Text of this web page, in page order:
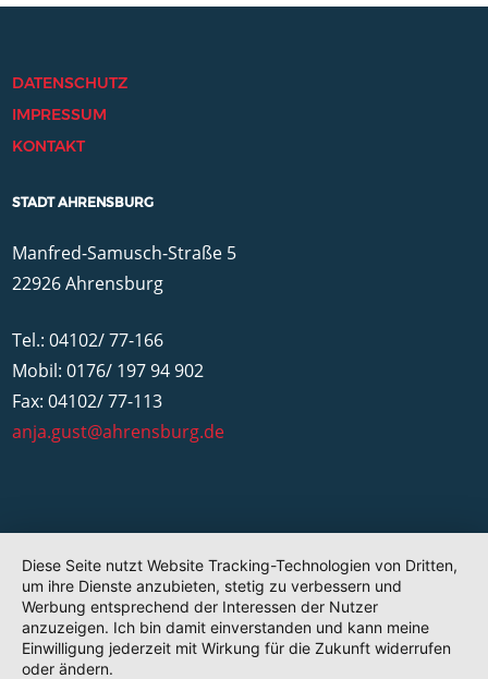
DATENSCHUTZ
IMPRESSUM
KONTAKT
STADT AHRENSBURG
Manfred-Samusch-Straße 5
22926 Ahrensburg
Tel.: 04102/ 77-166
Mobil: 0176/ 197 94 902
Fax: 04102/ 77-113
anja.gust@ahrensburg.de
Diese Seite nutzt Website Tracking-Technologien von Dritten,
um ihre Dienste anzubieten, stetig zu verbessern und
Werbung entsprechend der Interessen der Nutzer
anzuzeigen. Ich bin damit einverstanden und kann meine
Einwilligung jederzeit mit Wirkung für die Zukunft widerrufen
oder ändern.